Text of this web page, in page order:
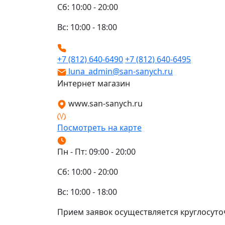
Сб: 10:00 - 20:00
Вс: 10:00 - 18:00
+7 (812) 640-6490+7 (812) 640-6495
luna_admin@san-sanych.ru
Интернет магазин
www.san-sanych.ru
Посмотреть на карте
Пн - Пт: 09:00 - 20:00
Сб: 10:00 - 20:00
Вс: 10:00 - 18:00
Прием заявок осуществляется